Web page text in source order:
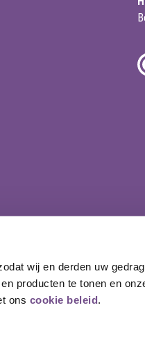
wij en derden uw
producten te tonen en
ons cookie beleid.